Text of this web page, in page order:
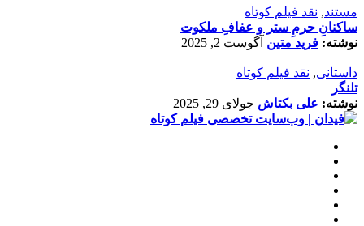
مستند, نقد فیلم کوتاه
ساکنانِ حرمِ ستر و عفافِ ملکوت
نوشته: فرید متین آگوست 2, 2025
داستانی, نقد فیلم کوتاه
تلنگر
نوشته: علی بکتاش جولای 29, 2025